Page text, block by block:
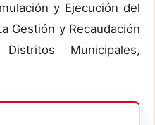
y Ejecución del
Gestión y Recaudación
Municipales,